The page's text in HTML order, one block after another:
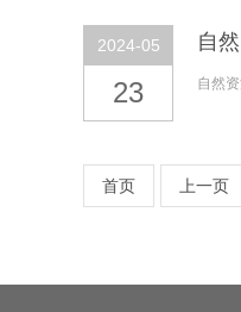
2024-05
23
自
自然
首页 上一页